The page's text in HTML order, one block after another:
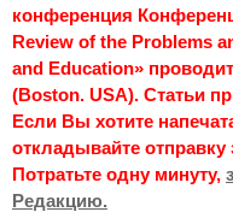
конференция
Review of the Problems
and Education»
(Boston. USA). Статьи
Если Вы хотите
откладывайте отправку
Потратьте одну минуту,
Редакцию.